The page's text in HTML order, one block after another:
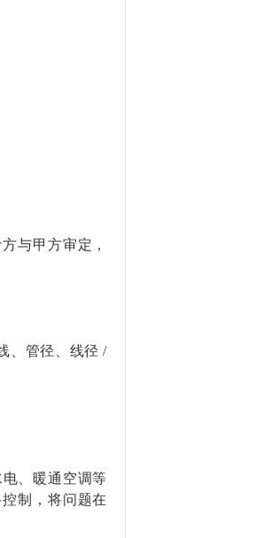
与甲方审定，
、管径、线径 /
、暖通空调等
制，将问题在